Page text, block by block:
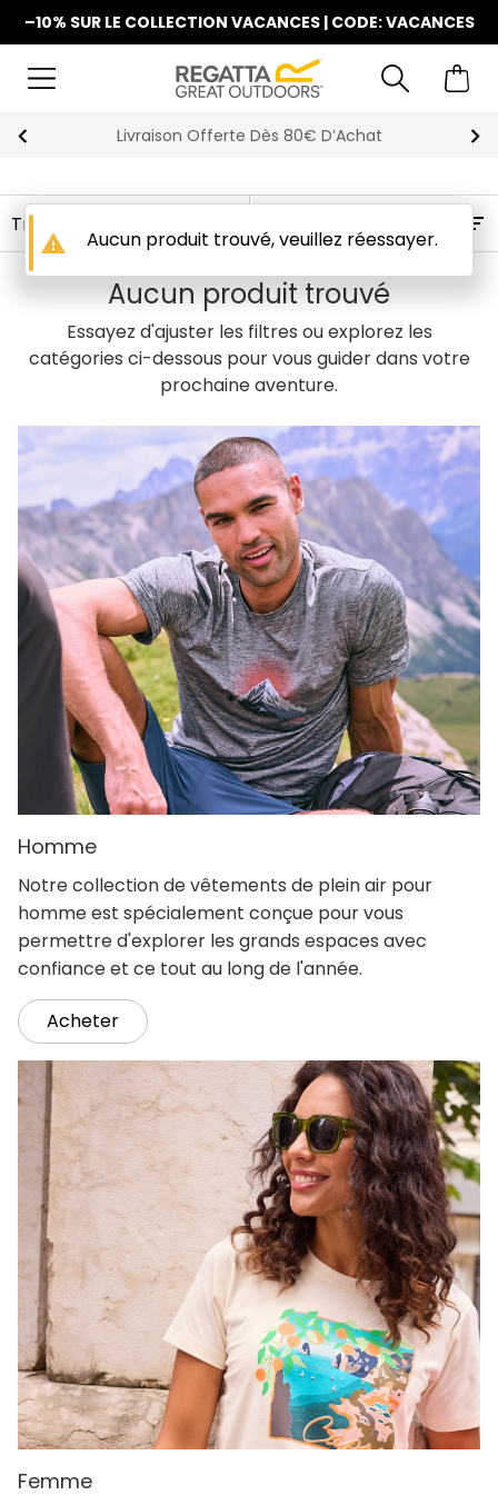
–10% SUR LE COLLECTION VACANCES | CODE: VACANCES
Livraison Offerte Dès 80€ D’Achat
Aucun produit trouvé
Essayez d'ajuster les filtres ou explorez les
catégories ci-dessous pour vous guider dans votre
prochaine aventure.
Homme
Notre collection de vêtements de plein air pour
homme est spécialement conçue pour vous
permettre d'explorer les grands espaces avec
confiance et ce tout au long de l'année.
Acheter
Femme
warning Aucun produit trouvé, veuillez réessayer.